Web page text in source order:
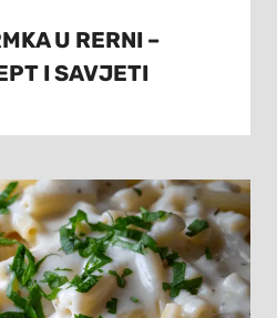
U RERNI –
I SAVJETI